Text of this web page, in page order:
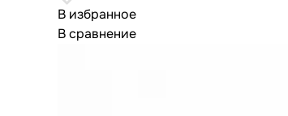
В избранное
В сравнение